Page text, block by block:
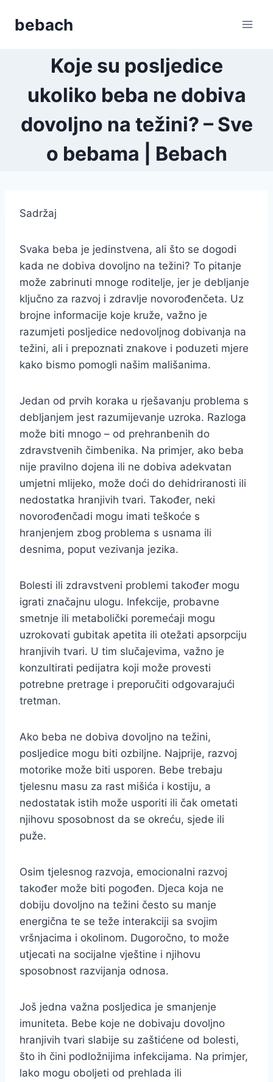
bebach
Koje su posljedice
ukoliko beba ne dobiva
dovoljno na težini? – Sve
o bebama | Bebach
Sadržaj
Svaka beba je jedinstvena, ali što se dogodi
kada ne dobiva dovoljno na težini? To pitanje
može zabrinuti mnoge roditelje, jer je debljanje
ključno za razvoj i zdravlje novorođenčeta. Uz
brojne informacije koje kruže, važno je
razumjeti posljedice nedovoljnog dobivanja na
težini, ali i prepoznati znakove i poduzeti mjere
kako bismo pomogli našim mališanima.
Jedan od prvih koraka u rješavanju problema s
debljanjem jest razumijevanje uzroka. Razloga
može biti mnogo – od prehranbenih do
zdravstvenih čimbenika. Na primjer, ako beba
nije pravilno dojena ili ne dobiva adekvatan
umjetni mlijeko, može doći do dehidriranosti ili
nedostatka hranjivih tvari. Također, neki
novorođenčadi mogu imati teškoće s
hranjenjem zbog problema s usnama ili
desnima, poput vezivanja jezika.
Bolesti ili zdravstveni problemi također mogu
igrati značajnu ulogu. Infekcije, probavne
smetnje ili metabolički poremećaji mogu
uzrokovati gubitak apetita ili otežati apsorpciju
hranjivih tvari. U tim slučajevima, važno je
konzultirati pedijatra koji može provesti
potrebne pretrage i preporučiti odgovarajući
tretman.
Ako beba ne dobiva dovoljno na težini,
posljedice mogu biti ozbiljne. Najprije, razvoj
motorike može biti usporen. Bebe trebaju
tjelesnu masu za rast mišića i kostiju, a
nedostatak istih može usporiti ili čak ometati
njihovu sposobnost da se okreću, sjede ili
puže.
Osim tjelesnog razvoja, emocionalni razvoj
također može biti pogođen. Djeca koja ne
dobiju dovoljno na težini često su manje
energična te se teže interakciji sa svojim
vršnjacima i okolinom. Dugoročno, to može
utjecati na socijalne vještine i njihovu
sposobnost razvijanja odnosa.
Još jedna važna posljedica je smanjenje
imuniteta. Bebe koje ne dobivaju dovoljno
hranjivih tvari slabije su zaštićene od bolesti,
što ih čini podložnijima infekcijama. Na primjer,
lako mogu oboljeti od prehlada ili